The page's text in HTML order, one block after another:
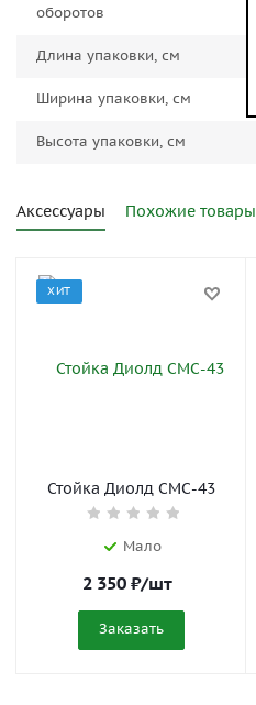
оборотов
Длина упаковки, см
Ширина упаковки, см
Высота упаковки, см
Аксессуары Похожие товары
ХИТ
Стойка Диолд СМС-43
Мало
2 350 ₽/шт
Заказать